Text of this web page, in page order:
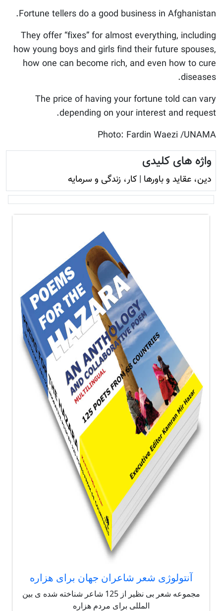
Fortune tellers do a good business in Afghanistan.
They offer “fixes” for almost everything, including
how young boys and girls find their future spouses,
how one can become rich, and even how to cure
diseases.
The price of having your fortune told can vary
depending on your interest and request.
Photo: Fardin Waezi /UNAMA
واژه های کلیدی
دين، عقايد و باورها | کار، زندگی و سرمایه
آنتولوژی شعر شاعران جهان برای هزاره
مجموعه شعر بی نظیر از 125 شاعر شناخته شده ی بین
المللی برای مردم هزاره